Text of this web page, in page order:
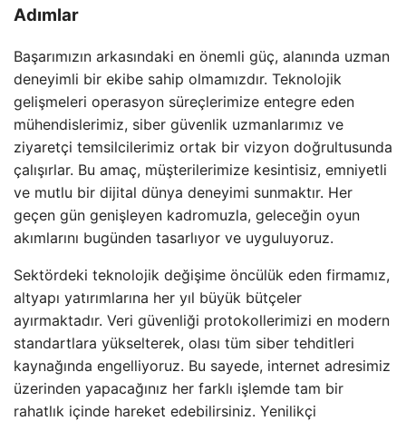
Adımlar
Başarımızın arkasındaki en önemli güç, alanında uzman
deneyimli bir ekibe sahip olmamızdır. Teknolojik
gelişmeleri operasyon süreçlerimize entegre eden
mühendislerimiz, siber güvenlik uzmanlarımız ve
ziyaretçi temsilcilerimiz ortak bir vizyon doğrultusunda
çalışırlar. Bu amaç, müşterilerimize kesintisiz, emniyetli
ve mutlu bir dijital dünya deneyimi sunmaktır. Her
geçen gün genişleyen kadromuzla, geleceğin oyun
akımlarını bugünden tasarlıyor ve uyguluyoruz.
Sektördeki teknolojik değişime öncülük eden firmamız,
altyapı yatırımlarına her yıl büyük bütçeler
ayırmaktadır. Veri güvenliği protokollerimizi en modern
standartlara yükselterek, olası tüm siber tehditleri
kaynağında engelliyoruz. Bu sayede, internet adresimiz
üzerinden yapacağınız her farklı işlemde tam bir
rahatlık içinde hareket edebilirsiniz. Yenilikçi